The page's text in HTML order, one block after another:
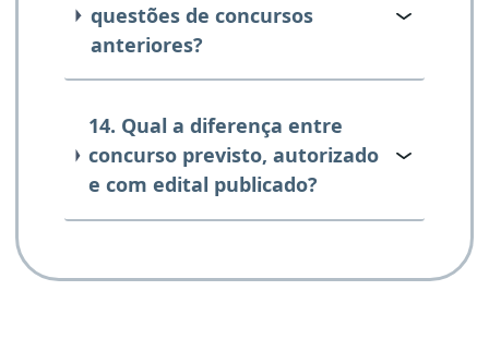
questões de concursos
anteriores?
14. Qual a diferença entre
concurso previsto, autorizado
e com edital publicado?